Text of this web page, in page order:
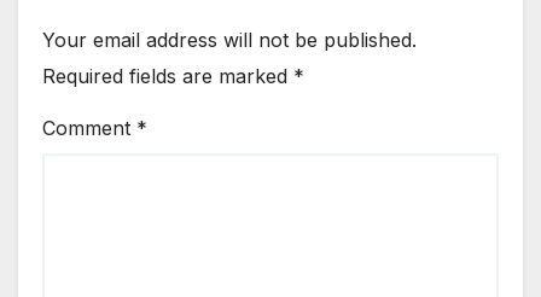
Your email address will not be published.
Required fields are marked *
Comment *